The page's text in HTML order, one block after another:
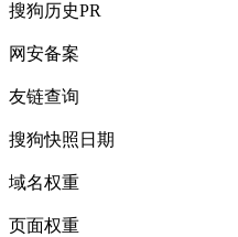
搜狗历史PR
网安备案
友链查询
搜狗快照日期
域名权重
页面权重